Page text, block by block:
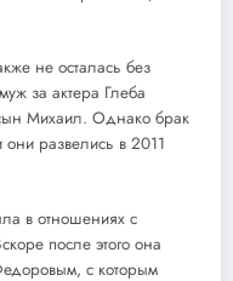
не осталась без
за актера Глеба
Михаил. Однако брак
развелись в 2011
в отношениях с
после этого она
с которым